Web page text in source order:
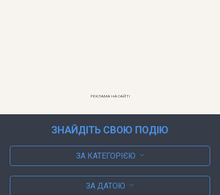
РЕКЛАМА НА САЙТІ
ЗНАЙДІТЬ СВОЮ ПОДІЮ
ЗА КАТЕГОРІЄЮ
ЗА ДАТОЮ